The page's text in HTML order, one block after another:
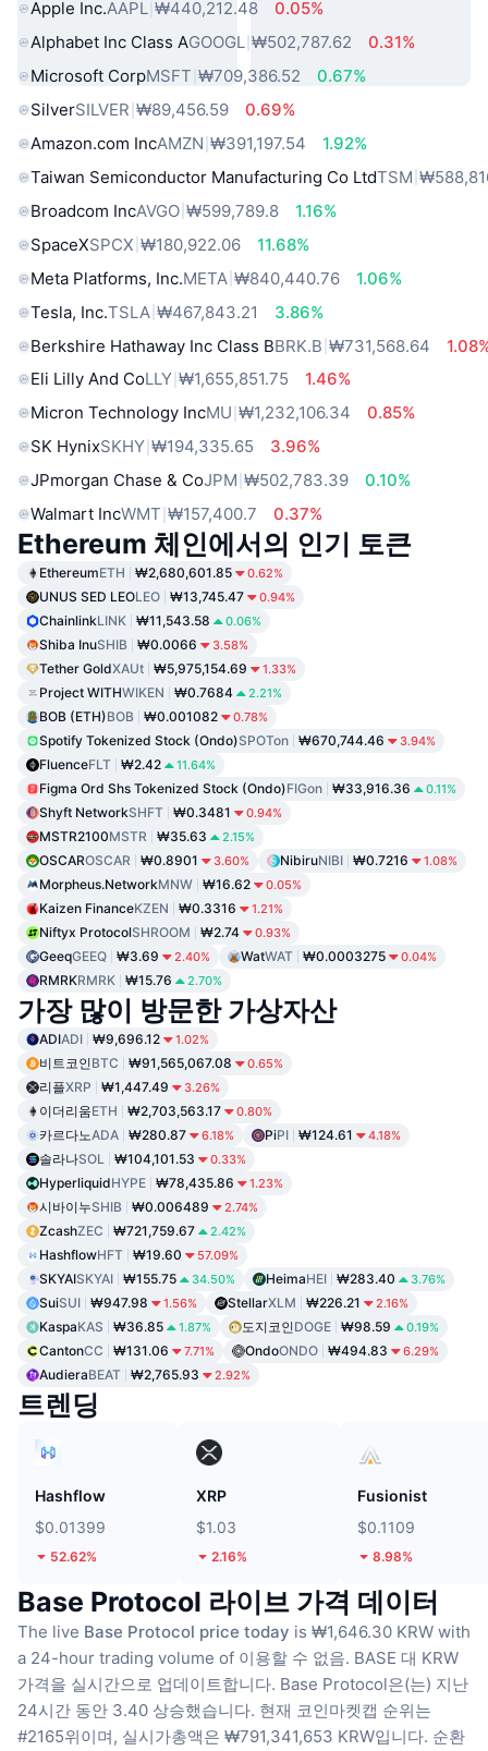
Apple Inc.AAPL ₩440,212.48
0.05%
Alphabet Inc Class AGOOGL ₩502,787.62
0.31%
Microsoft CorpMSFT ₩709,386.52
0.67%
SilverSILVER ₩89,456.59
0.69%
Amazon.com IncAMZN ₩391,197.54
1.92%
Taiwan Semiconductor Manufacturing Co LtdTSM
Broadcom IncAVGO ₩599,789.8
1.16%
SpaceXSPCX ₩180,922.06
11.68%
Meta Platforms, Inc.META ₩840,440.76
1.06%
Tesla, Inc.TSLA ₩467,843.21
3.86%
Berkshire Hathaway Inc Class BBRK.B ₩731,568.64
Eli Lilly And CoLLY ₩1,655,851.75
1.46%
Micron Technology IncMU ₩1,232,106.34
0.85%
SK HynixSKHY ₩194,335.65
3.96%
JPmorgan Chase & CoJPM ₩502,783.39
0.10%
Walmart IncWMT ₩157,400.7 0.37%
Ethereum 체인에서의 인기 토큰
EthereumETH ₩2,680,601.85 0.62%
UNUS SED LEOLEO ₩13,745.47 0.94%
ChainlinkLINK ₩11,543.58 0.06%
Shiba InuSHIB ₩0.0066 3.58%
Tether GoldXAUt ₩5,975,154.69 1.33%
Project WITHWIKEN ₩0.7684 2.21%
BOB (ETH)BOB ₩0.001082 0.78%
Spotify Tokenized Stock (Ondo)SPOTon ₩670,744.46 3.94%
FluenceFLT ₩2.42 11.64%
Figma Ord Shs Tokenized Stock (Ondo)FIGon ₩33,916.36 0.11%
Shyft NetworkSHFT ₩0.3481 0.94%
MSTR2100MSTR ₩35.63 2.15%
OSCAROSCAR ₩0.8901 3.60% NibiruNIBI ₩0.7216 1.08%
Morpheus.NetworkMNW ₩16.62 0.05%
Kaizen FinanceKZEN ₩0.3316 1.21%
Niftyx ProtocolSHROOM ₩2.74 0.93%
GeeqGEEQ ₩3.69 2.40% WatWAT ₩0.0003275 0.04%
RMRKRMRK ₩15.76 2.70%
가장 많이 방문한 가상자산
ADIADI ₩9,696.12 1.02%
비트코인BTC ₩91,565,067.08 0.65%
리플XRP ₩1,447.49 3.26%
이더리움ETH ₩2,703,563.17 0.80%
카르다노ADA ₩280.87 6.18% PiPI ₩124.61 4.18%
솔라나SOL ₩104,101.53 0.33%
HyperliquidHYPE ₩78,435.86 1.23%
시바이누SHIB ₩0.006489 2.74%
ZcashZEC ₩721,759.67 2.42%
HashflowHFT ₩19.60 57.09%
SKYAISKYAI ₩155.75 34.50% HeimaHEI ₩283.40 3.76%
SuiSUI ₩947.98 1.56% StellarXLM ₩226.21 2.16%
KaspaKAS ₩36.85 1.87% 도지코인DOGE ₩98.59 0.19%
CantonCC ₩131.06 7.71% OndoONDO ₩494.83 6.29%
AudieraBEAT ₩2,765.93 2.92%
트렌딩
Hashflow
$0.01399
52.62%
XRP
$1.03
2.16%
Fusionist
$0.1109
8.98%
Base Protocol 라이브 가격 데이터
The live Base Protocol price today is ₩1,646.30 KRW with
a 24-hour trading volume of 이용할 수 없음. BASE 대 KRW
가격을 실시간으로 업데이트합니다. Base Protocol은(는) 지난
24시간 동안 3.40 상승했습니다. 현재 코인마켓캡 순위는
#2165위이며, 실시가총액은 ₩791,341,653 KRW입니다. 순환